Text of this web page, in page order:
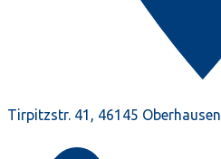
Tirpitzstr. 41, 46145 Oberhausen